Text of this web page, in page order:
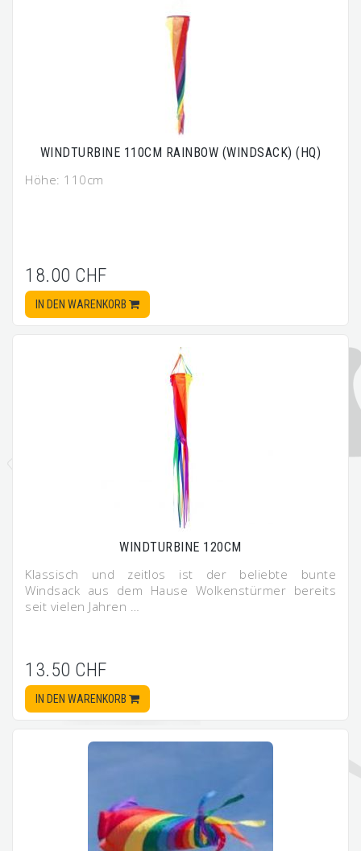
WINDTURBINE 110CM RAINBOW (WINDSACK) (HQ)
Höhe: 110cm
18.00 CHF
IN DEN WARENKORB
WINDTURBINE 120CM
Klassisch und zeitlos ist der beliebte bunte
Windsack aus dem Hause Wolkenstürmer bereits
seit vielen Jahren …
13.50 CHF
IN DEN WARENKORB